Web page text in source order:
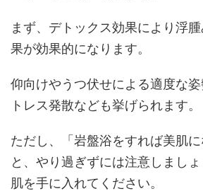
まず、デトックス効果により浮
果が効果的になります。
仰向けやうつ伏せによる適度な
トレス発散なども挙げられます。
ただし、「岩盤浴をすれば美肌に
と、やり過ぎずには注意しまし
肌を手に入れてください。